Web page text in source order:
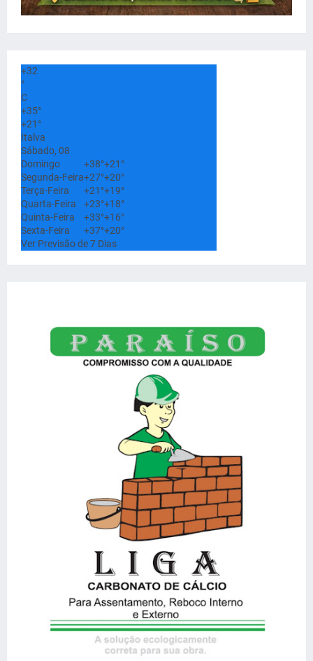
+32
°
C
+35°
+21°
Italva
Sábado, 08
Domingo
+38°+21°
Segunda-Feira+27°+20°
Terça-Feira
+21°+19°
Quarta-Feira
+23°+18°
Quinta-Feira
+33°+16°
Sexta-Feira
+37°+20°
Ver Previsão de 7 Dias